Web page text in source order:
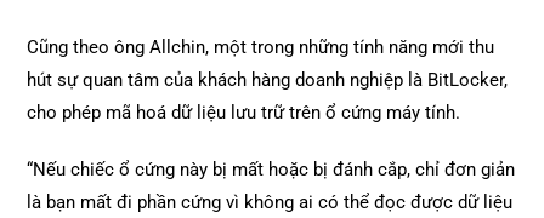
Cũng theo ông Allchin, một trong những tính năng mới thu
hút sự quan tâm của khách hàng doanh nghiệp là BitLocker,
cho phép mã hoá dữ liệu lưu trữ trên ổ cứng máy tính.
“Nếu chiếc ổ cứng này bị mất hoặc bị đánh cắp, chỉ đơn giản
là bạn mất đi phần cứng vì không ai có thể đọc được dữ liệu